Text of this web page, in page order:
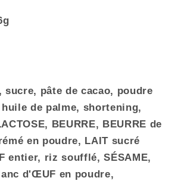
sucre, pâte de cacao, poudre
de palme, shortening,
BEURRE, BEURRE de
en poudre, LAIT sucré
entier, riz soufflé, SÉSAME,
d'ŒUF en poudre,